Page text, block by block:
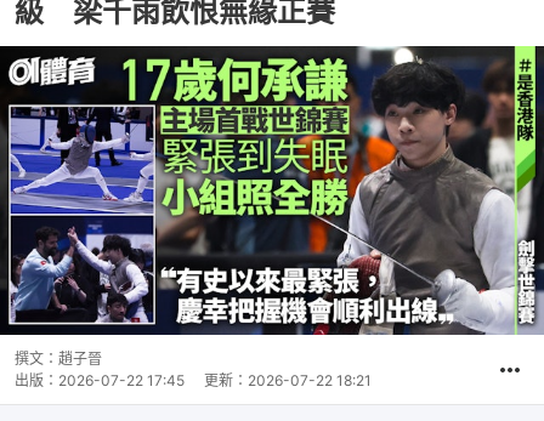
級 梁千雨飲恨無緣正賽
撰文： 趙子晉
出版： 2026-07-22 17:45 更新： 2026-07-22 18:21